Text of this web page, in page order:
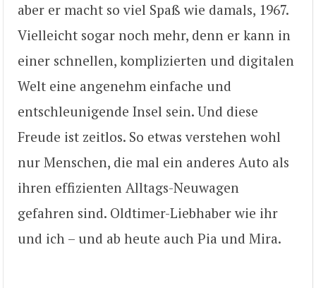
aber er macht so viel Spaß wie damals, 1967.
Vielleicht sogar noch mehr, denn er kann in
einer schnellen, komplizierten und digitalen
Welt eine angenehm einfache und
entschleunigende Insel sein. Und diese
Freude ist zeitlos. So etwas verstehen wohl
nur Menschen, die mal ein anderes Auto als
ihren effizienten Alltags-Neuwagen
gefahren sind. Oldtimer-Liebhaber wie ihr
und ich – und ab heute auch Pia und Mira.